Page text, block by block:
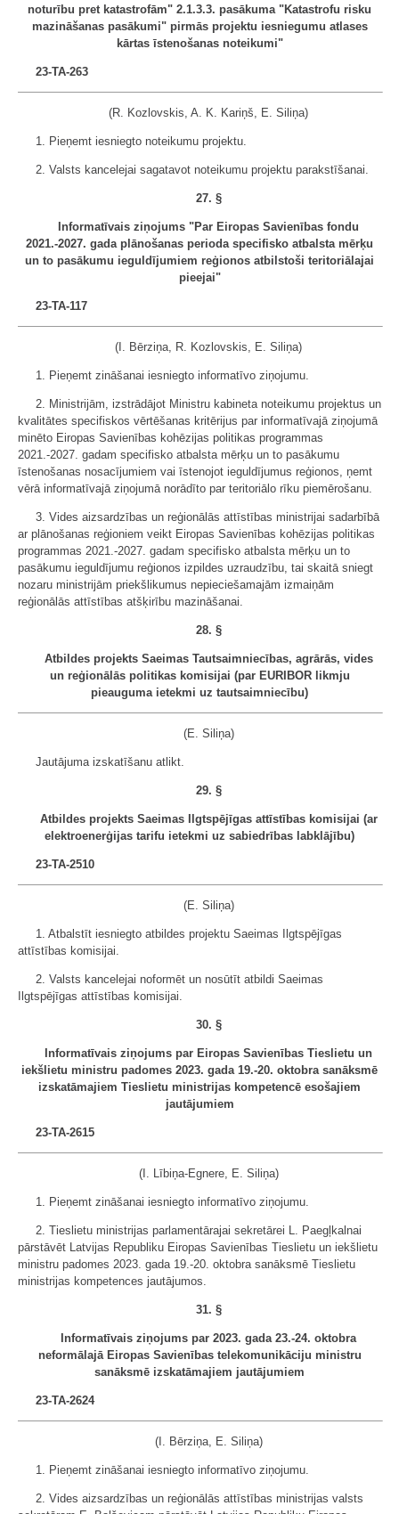
noturību pret katastrofām" 2.1.3.3. pasākuma "Katastrofu risku
mazināšanas pasākumi" pirmās projektu iesniegumu atlases
kārtas īstenošanas noteikumi"
23-TA-263
(R. Kozlovskis, A. K. Kariņš, E. Siliņa)
1. Pieņemt iesniegto noteikumu projektu.
2. Valsts kancelejai sagatavot noteikumu projektu parakstīšanai.
27. §
Informatīvais ziņojums "Par Eiropas Savienības fondu
2021.-2027. gada plānošanas perioda specifisko atbalsta mērķu
un to pasākumu ieguldījumiem reģionos atbilstoši teritoriālajai
pieejai"
23-TA-117
(I. Bērziņa, R. Kozlovskis, E. Siliņa)
1. Pieņemt zināšanai iesniegto informatīvo ziņojumu.
2. Ministrijām, izstrādājot Ministru kabineta noteikumu projektus un
kvalitātes specifiskos vērtēšanas kritērijus par informatīvajā ziņojumā
minēto Eiropas Savienības kohēzijas politikas programmas
2021.-2027. gadam specifisko atbalsta mērķu un to pasākumu
īstenošanas nosacījumiem vai īstenojot ieguldījumus reģionos, ņemt
vērā informatīvajā ziņojumā norādīto par teritoriālo rīku piemērošanu.
3. Vides aizsardzības un reģionālās attīstības ministrijai sadarbībā
ar plānošanas reģioniem veikt Eiropas Savienības kohēzijas politikas
programmas 2021.-2027. gadam specifisko atbalsta mērķu un to
pasākumu ieguldījumu reģionos izpildes uzraudzību, tai skaitā sniegt
nozaru ministrijām priekšlikumus nepieciešamajām izmaiņām
reģionālās attīstības atšķirību mazināšanai.
28. §
Atbildes projekts Saeimas Tautsaimniecības, agrārās, vides
un reģionālās politikas komisijai (par EURIBOR likmju
pieauguma ietekmi uz tautsaimniecību)
(E. Siliņa)
Jautājuma izskatīšanu atlikt.
29. §
Atbildes projekts Saeimas Ilgtspējīgas attīstības komisijai (ar
elektroenerģijas tarifu ietekmi uz sabiedrības labklājību)
23-TA-2510
(E. Siliņa)
1. Atbalstīt iesniegto atbildes projektu Saeimas Ilgtspējīgas
attīstības komisijai.
2. Valsts kancelejai noformēt un nosūtīt atbildi Saeimas
Ilgtspējīgas attīstības komisijai.
30. §
Informatīvais ziņojums par Eiropas Savienības Tieslietu un
iekšlietu ministru padomes 2023. gada 19.-20. oktobra sanāksmē
izskatāmajiem Tieslietu ministrijas kompetencē esošajiem
jautājumiem
23-TA-2615
(I. Lībiņa-Egnere, E. Siliņa)
1. Pieņemt zināšanai iesniegto informatīvo ziņojumu.
2. Tieslietu ministrijas parlamentārajai sekretārei L. Paegļkalnai
pārstāvēt Latvijas Republiku Eiropas Savienības Tieslietu un iekšlietu
ministru padomes 2023. gada 19.-20. oktobra sanāksmē Tieslietu
ministrijas kompetences jautājumos.
31. §
Informatīvais ziņojums par 2023. gada 23.-24. oktobra
neformālajā Eiropas Savienības telekomunikāciju ministru
sanāksmē izskatāmajiem jautājumiem
23-TA-2624
(I. Bērziņa, E. Siliņa)
1. Pieņemt zināšanai iesniegto informatīvo ziņojumu.
2. Vides aizsardzības un reģionālās attīstības ministrijas valsts